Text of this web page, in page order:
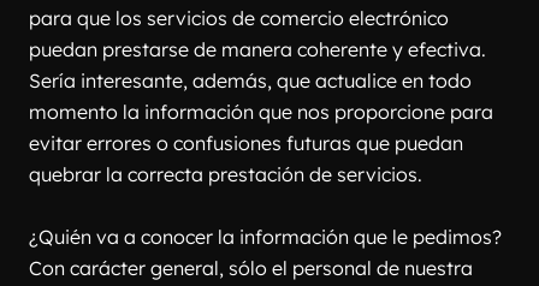
para que los servicios de comercio electrónico
puedan prestarse de manera coherente y efectiva.
Sería interesante, además, que actualice en todo
momento la información que nos proporcione para
evitar errores o confusiones futuras que puedan
quebrar la correcta prestación de servicios.
¿Quién va a conocer la información que le pedimos?
Con carácter general, sólo el personal de nuestra